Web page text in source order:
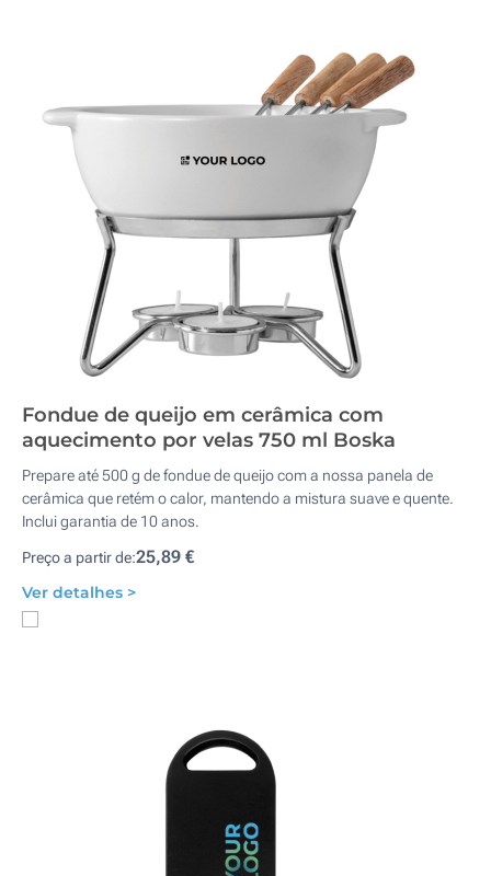
Fondue de queijo em cerâmica com
aquecimento por velas 750 ml Boska
Prepare até 500 g de fondue de queijo com a nossa panela de
cerâmica que retém o calor, mantendo a mistura suave e quente.
Inclui garantia de 10 anos.
Preço a partir de:25,89 €
Ver detalhes >